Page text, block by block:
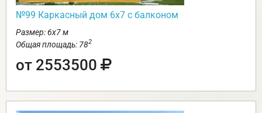
№99 Каркасный дом 6х7 с балконом
Размер: 6х7 м
Общая площадь: 782
от 2553500